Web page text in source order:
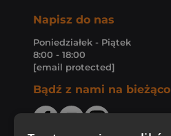
Napisz do nas
Poniedziałek - Piątek
8:00 - 18:00
[email protected]
Bądź z nami na bieżąco